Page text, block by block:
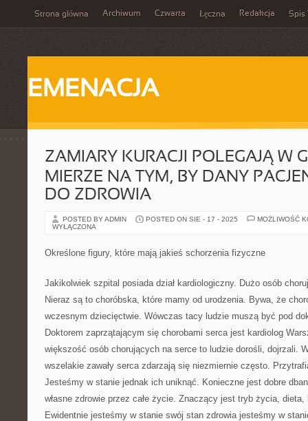
Strona główna Archiwum Czwarta Łęczna Redakcja Spis
EMENACJA
ZAMIARY KURACJI POLEGAJĄ W
MIERZE NA TYM, BY DANY
DO ZDROWIA
POSTED BY ADMIN POSTED ON SIE - 17 - 2025
MOŻLIWOŚĆ
WYŁĄCZONA
Określone figury, które mają jakieś schorzenia fizyczne
Jakikolwiek szpital posiada dział kardiologiczny. Dużo osób
Nieraz są to choróbska, które mamy od urodzenia. Bywa, że
wczesnym dziecięctwie. Wówczas tacy ludzie muszą być pod
Doktorem zaprzątającym się chorobami serca jest kardiolog
większość osób chorujących na serce to ludzie dorośli, dojrzali.
wszelakie zawały serca zdarzają się niezmiernie często.
Jesteśmy w stanie jednak ich uniknąć. Konieczne jest dobre
własne zdrowie przez całe życie. Znaczący jest tryb życia,
Ewidentnie jesteśmy w stanie swój stan zdrowia jesteśmy w